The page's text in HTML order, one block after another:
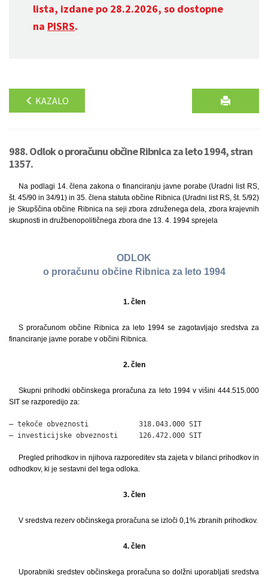
lista, izdane po 28.2.2026, so dostopne
na PISRS.
KAZALO
988. Odlok o proračunu občine Ribnica za leto 1994, stran
1357.
Na podlagi 14. člena zakona o financiranju javne porabe (Uradni list RS,
št. 45/90 in 34/91) in 35. člena statuta občine Ribnica (Uradni list RS, št. 5/92)
je Skupščina občine Ribnica na seji zbora združenega dela, zbora krajevnih
skupnosti in družbenopolitičnega zbora dne 13. 4. 1994 sprejela
ODLOK
o proračunu občine Ribnica za leto 1994
1. člen
S proračunom občine Ribnica za leto 1994 se zagotavljajo sredstva za
financiranje javne porabe v občini Ribnica.
2. člen
Skupni prihodki občinskega proračuna za leto 1994 v višini 444.515.000
SIT se razporedijo za:
– tekoče obveznosti            318.043.000 SIT
– investicijske obveznosti     126.472.000 SIT
Pregled prihodkov in njihova razporeditev sta zajeta v bilanci prihodkov in
odhodkov, ki je sestavni del tega odloka.
3. člen
V sredstva rezerv občinskega proračuna se izloči 0,1% zbranih prihodkov.
4. člen
Uporabniki sredstev občinskega proračuna so dolžni uporabljati sredstva